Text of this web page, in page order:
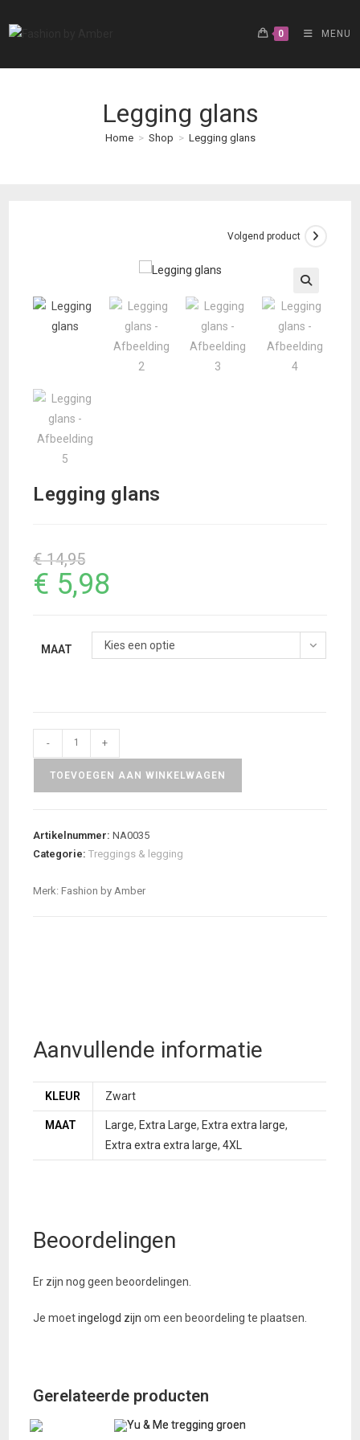
naar
0 MENU
Legging glans
Home > Shop > Legging glans
Volgend product
🔍
Legging glans
€14,95
€ 5,98
MAAT Kies een optie
glans
aantal
- +
TOEVOEGEN AAN WINKELWAGEN
Artikelnummer:NA0035
Categorie:Treggings & legging
Merk: Fashion by Amber
Aanvullende informatie
KLEUR Zwart
MAAT Large, Extra Large, Extra extra large,
Extra extra extra large,4XL
Beoordelingen
Er zijn nog geen beoordelingen.
Je moetingelogd zijn om een beoordeling te plaatsen.
Gerelateerde producten